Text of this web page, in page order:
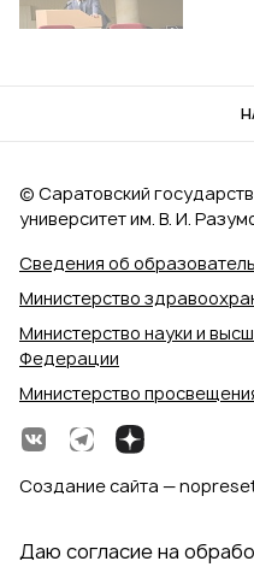
Сведения об
Министерство
Министерство науки и
Федерации
Министерство
© Саратовский
университет им. В. И.
Создание сайта —
Даю согласие на